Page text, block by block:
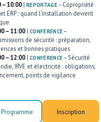
– 10:00 | REPORTAGE– Copropriété
et ERP : quand l’installation devient
– 11:00 | CONFÉRENCE –
de sécurité : préparation,
et bonnes pratiques
– 12:00 | CONFÉRENCE – Sécurité
IRVE et électricité : obligations,
points de vigilance
Inscription